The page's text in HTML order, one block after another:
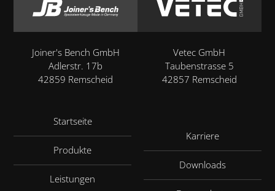
Vetec GmbH
Taubenstrasse 5
42857 Remscheid
Joiner's Bench GmbH
Adlerstr. 17b
42859 Remscheid
Startseite
Produkte
Leistungen
Karriere
Downloads